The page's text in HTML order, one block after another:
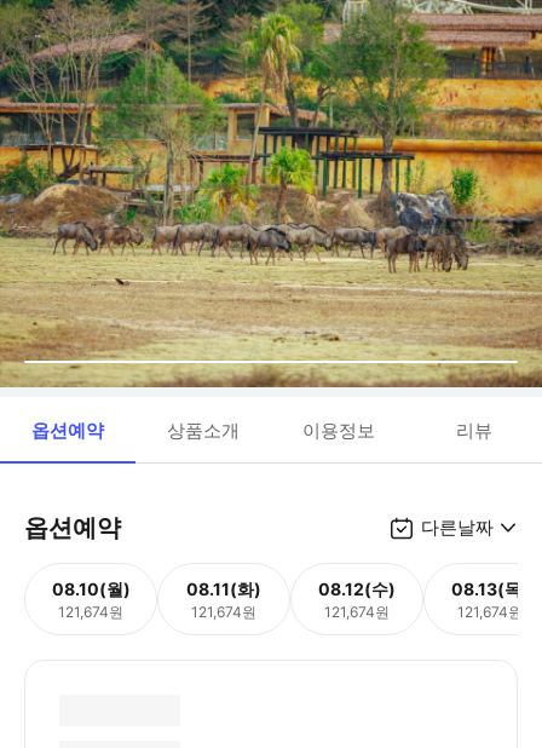
옵션예약 상품소개 이용정보 리뷰
옵션예약 다른날짜
08.10(월)
121,674원
08.11(화)
121,674원
08.12(수)
121,674원
08.13(목)
121,674원